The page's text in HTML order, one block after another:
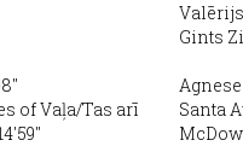
Gints
of Vaļa/Tas arī
Santa